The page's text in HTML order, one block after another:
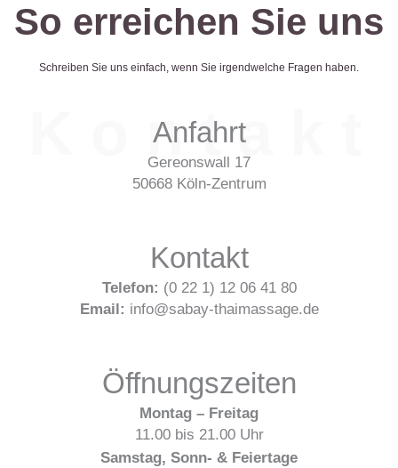
So erreichen Sie uns
Schreiben Sie uns einfach, wenn Sie irgendwelche Fragen haben.
K o n t a k t
Anfahrt
Gereonswall 17
50668 Köln-Zentrum
Kontakt
Telefon: (0 22 1) 12 06 41 80
Email: info@sabay-thaimassage.de
Öffnungszeiten
Montag – Freitag
11.00 bis 21.00 Uhr
Samstag, Sonn- & Feiertage